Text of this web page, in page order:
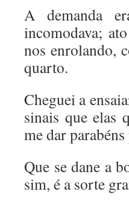
A demanda
incomodava;
nos enrolando,
quarto.
Cheguei a
sinais que elas
me dar
Que se dane a
sim, é a sorte